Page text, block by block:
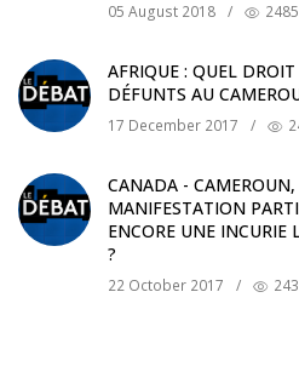
05 August 2018 /
AFRIQUE : QUEL
DÉFUNTS AU
17 December 2017 /
CANADA -
MANIFESTATION
ENCORE UNE INCURIE
?
22 October 2017 /